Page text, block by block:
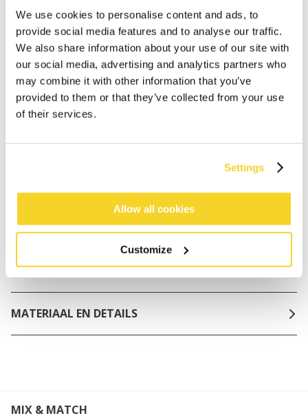
We use cookies to personalise content and ads, to
provide social media features and to analyse our traffic.
We also share information about your use of our site with
our social media, advertising and analytics partners who
may combine it with other information that you’ve
provided to them or that they’ve collected from your use
of their services.
Settings
Allow all cookies
Customize
Binnen 30 dagen retourneren
BESCHRIJVING
Vingerloze wanten voor meisjes
Zacht en elastisch
Space-dyed voor een unieke look, de wanten
productafbeelding
Mogelijkheid om de vingers te bedekken voor extra
warmte
Maatindicatie: maat 3: 4-6 jaar, maat 4: 6-8 jaar
Perfect te combineren met de Niagra Beanie
MATERIAAL EN DETAILS
MIX & MATCH